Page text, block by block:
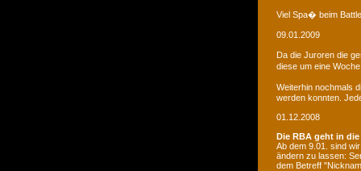
Viel Spa� beim
09.01.2009
Da die Juroren die
diese um eine
Weiterhin nochmals
werden konnten.
01.12.2008
Die RBA geht in
Ab dem 9.01. sind
ändern zu lassen:
dem Betreff